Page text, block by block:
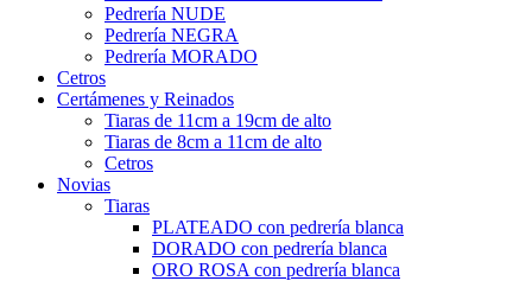
Pedrería NUDE
Pedrería NEGRA
Pedrería MORADO
Cetros
Certámenes y Reinados
Tiaras de 11cm a 19cm de alto
Tiaras de 8cm a 11cm de alto
Cetros
Novias
Tiaras
PLATEADO con pedrería blanca
DORADO con pedrería blanca
ORO ROSA con pedrería blanca